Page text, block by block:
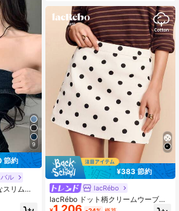
9
節約
ル
リムフ
前ワン
夏のチ
¥383 節約
lacRébo
lacRébo ドット柄クリームウーブン
ミニスカート、春夏ヴィンテージス